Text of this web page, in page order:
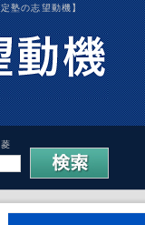
塾の志望動機】